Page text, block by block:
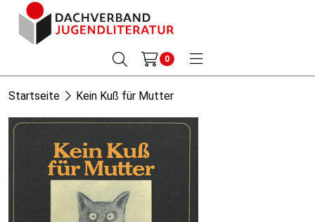
0
Startseite Kein Kuß für Mutter